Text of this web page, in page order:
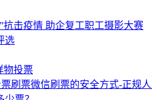
抗击疫情 助企复工职工摄影大赛
选
物投票
刷票微信刷票的安全方式-正规